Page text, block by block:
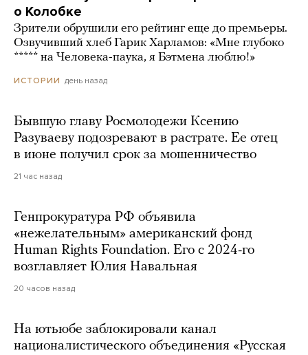
о Колобке
Зрители обрушили его рейтинг еще до премьеры.
Озвучивший хлеб Гарик Харламов: «Мне глубоко
***** на Человека-паука, я Бэтмена люблю!»
ИСТОРИИ день назад
Бывшую главу Росмолодежи Ксению
Разуваеву подозревают в растрате. Ее отец
в июне получил срок за мошенничество
21 час назад
Генпрокуратура РФ объявила
«нежелательным» американский фонд
Human Rights Foundation. Его с 2024-го
возглавляет Юлия Навальная
20 часов назад
На ютьюбе заблокировали канал
националистического объединения «Русская